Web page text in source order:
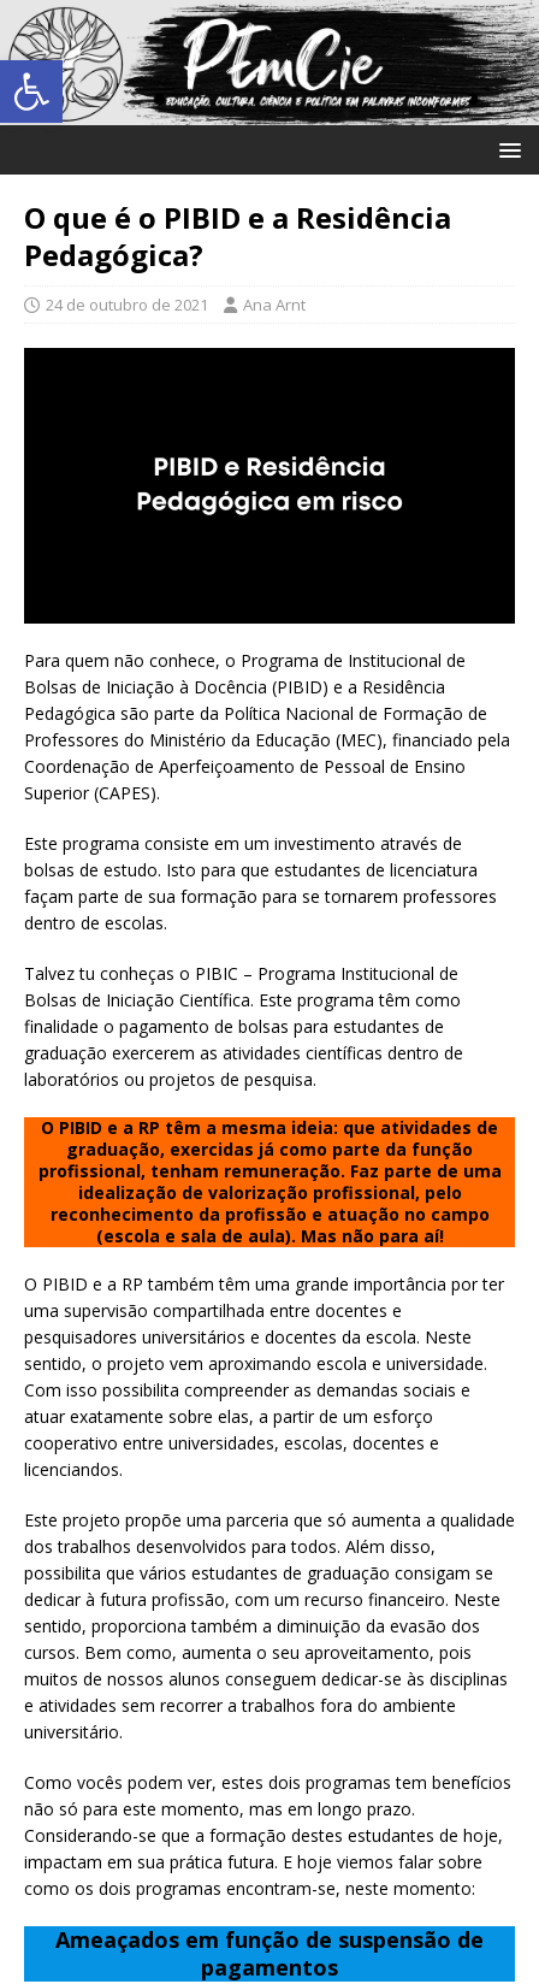
Abrir a barra de ferramentas
O que é o PIBID e a Residência
Pedagógica?
24 de outubro de 2021 Ana Arnt
Para quem não conhece, o Programa de Institucional de
Bolsas de Iniciação à Docência (PIBID) e a Residência
Pedagógica são parte da Política Nacional de Formação de
Professores do Ministério da Educação (MEC), financiado pela
Coordenação de Aperfeiçoamento de Pessoal de Ensino
Superior (CAPES).
Este programa consiste em um investimento através de
bolsas de estudo. Isto para que estudantes de licenciatura
façam parte de sua formação para se tornarem professores
dentro de escolas.
Talvez tu conheças o PIBIC – Programa Institucional de
Bolsas de Iniciação Científica. Este programa têm como
finalidade o pagamento de bolsas para estudantes de
graduação exercerem as atividades científicas dentro de
laboratórios ou projetos de pesquisa.
O PIBID e a RP têm a mesma ideia: que atividades de
graduação, exercidas já como parte da função
profissional, tenham remuneração. Faz parte de uma
idealização de valorização profissional, pelo
reconhecimento da profissão e atuação no campo
(escola e sala de aula). Mas não para aí!
O PIBID e a RP também têm uma grande importância por ter
uma supervisão compartilhada entre docentes e
pesquisadores universitários e docentes da escola. Neste
sentido, o projeto vem aproximando escola e universidade.
Com isso possibilita compreender as demandas sociais e
atuar exatamente sobre elas, a partir de um esforço
cooperativo entre universidades, escolas, docentes e
licenciandos.
Este projeto propõe uma parceria que só aumenta a qualidade
dos trabalhos desenvolvidos para todos. Além disso,
possibilita que vários estudantes de graduação consigam se
dedicar à futura profissão, com um recurso financeiro. Neste
sentido, proporciona também a diminuição da evasão dos
cursos. Bem como, aumenta o seu aproveitamento, pois
muitos de nossos alunos conseguem dedicar-se às disciplinas
e atividades sem recorrer a trabalhos fora do ambiente
universitário.
Como vocês podem ver, estes dois programas tem benefícios
não só para este momento, mas em longo prazo.
Considerando-se que a formação destes estudantes de hoje,
impactam em sua prática futura. E hoje viemos falar sobre
como os dois programas encontram-se, neste momento:
Ameaçados em função de suspensão de
pagamentos